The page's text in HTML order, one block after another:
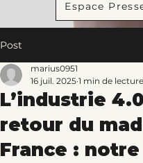
Espace
Post
L’industrie
retour du
France : notre
marius0951
16 juil. 2025 1 min de lecture